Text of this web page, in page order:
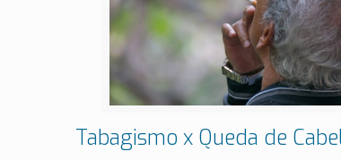
Tabagismo x Queda de